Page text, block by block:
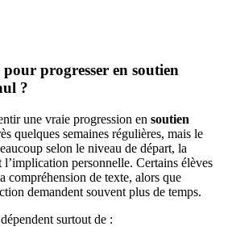
progresser en soutien
?
une vraie progression en soutien
quelques semaines régulières, mais le
selon le niveau de départ, la
l’implication personnelle. Certains élèves
compréhension de texte, alors que
demandent souvent plus de temps.
surtout de :